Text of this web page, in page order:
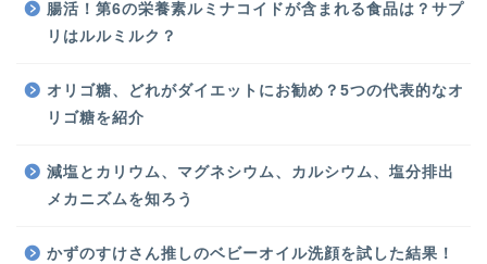
腸活！第6の栄養素ルミナコイドが含まれる食品は？サプ
リはルルミルク？
オリゴ糖、どれがダイエットにお勧め？5つの代表的なオ
リゴ糖を紹介
減塩とカリウム、マグネシウム、カルシウム、塩分排出
メカニズムを知ろう
かずのすけさん推しのベビーオイル洗顔を試した結果！